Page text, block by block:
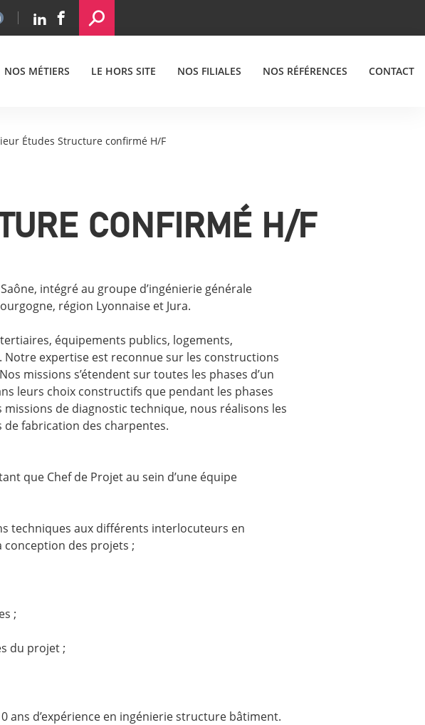
NOS MÉTIERS LE HORS SITE NOS FILIALES NOS RÉFÉRENCES CONTACT
Études Structure confirmé H/F
CONFIRMÉ H/F
intégré au groupe d’ingénierie générale
région Lyonnaise et Jura.
équipements publics, logements,
expertise est reconnue sur les constructions
missions s’étendent sur toutes les phases d’un
leurs choix constructifs que pendant les phases
missions de diagnostic technique, nous réalisons les
de fabrication des charpentes.
que Chef de Projet au sein d’une équipe
techniques aux différents interlocuteurs en
des projets ;
;
du projet ;
ans d’expérience en ingénierie structure bâtiment.